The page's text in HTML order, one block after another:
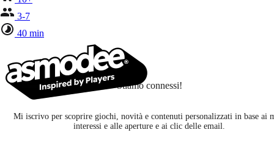
3-7
40 min
Stiamo connessi!
Mi iscrivo per scoprire giochi, novità e contenuti personalizzati in base ai
interessi e alle aperture e ai clic delle email.